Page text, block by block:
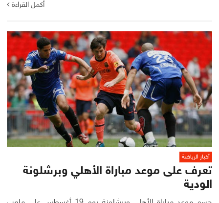
أكمل القراءة
أخبار الرياضة
تعرف على موعد مباراة الأهلي وبرشلونة
الودية